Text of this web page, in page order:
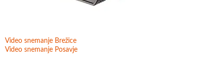
Video snemanje Brežice
Video snemanje Posavje